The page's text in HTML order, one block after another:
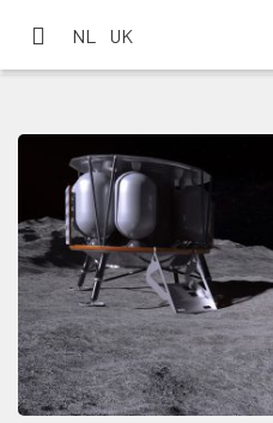
NL UK